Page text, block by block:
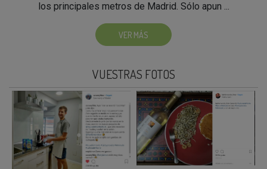
los principales metros de Madrid. Sólo apun ...
VER MÁS
VUESTRAS FOTOS